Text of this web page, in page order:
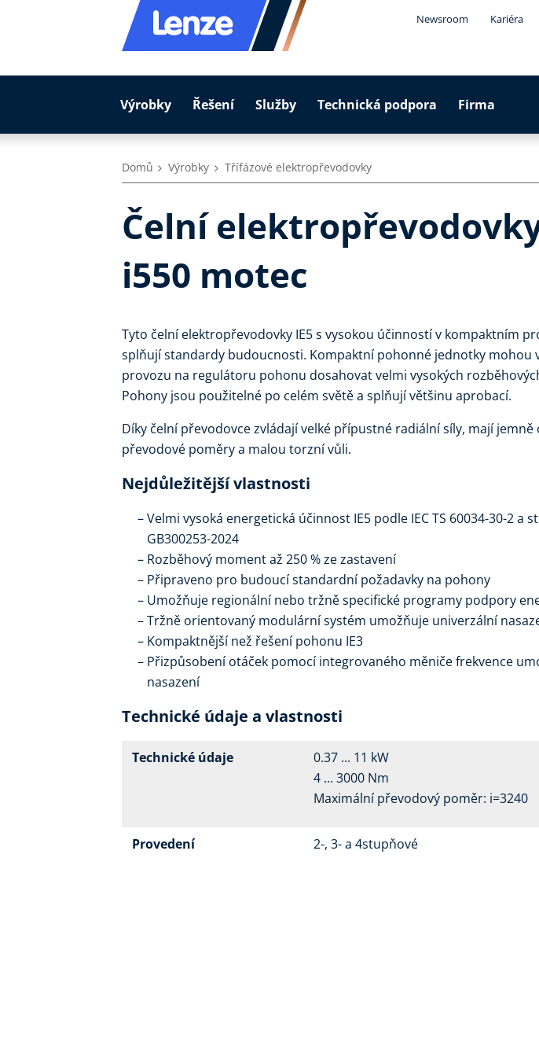
Newsroom Kariéra
Výrobky Řešení Služby Technická podpora Firma
Domů Výrobky Třífázové elektropřevodovky
Čelní elektropřevodovky
i550 motec
Tyto čelní elektropřevodovky IE5 s vysokou účinností v kompaktním
splňují standardy budoucnosti. Kompaktní pohonné jednotky mohou
provozu na regulátoru pohonu dosahovat velmi vysokých
Pohony jsou použitelné po celém světě a splňují většinu aprobací.
Díky čelní převodovce zvládají velké přípustné radiální síly, mají
převodové poměry a malou torzní vůli.
Nejdůležitější vlastnosti
Velmi vysoká energetická účinnost IE5 podle IEC TS 60034-30-2 a
GB300253-2024
Rozběhový moment až 250 % ze zastavení
Připraveno pro budoucí standardní požadavky na pohony
Umožňuje regionální nebo tržně specifické programy podpory
Tržně orientovaný modulární systém umožňuje univerzální
Kompaktnější než řešení pohonu IE3
Přizpůsobení otáček pomocí integrovaného měniče frekvence
nasazení
Technické údaje a vlastnosti
Technické údaje
0.37 ... 11 kW
4 ... 3000 Nm
Maximální převodový poměr: i=3240
Provedení 2-, 3- a 4stupňové